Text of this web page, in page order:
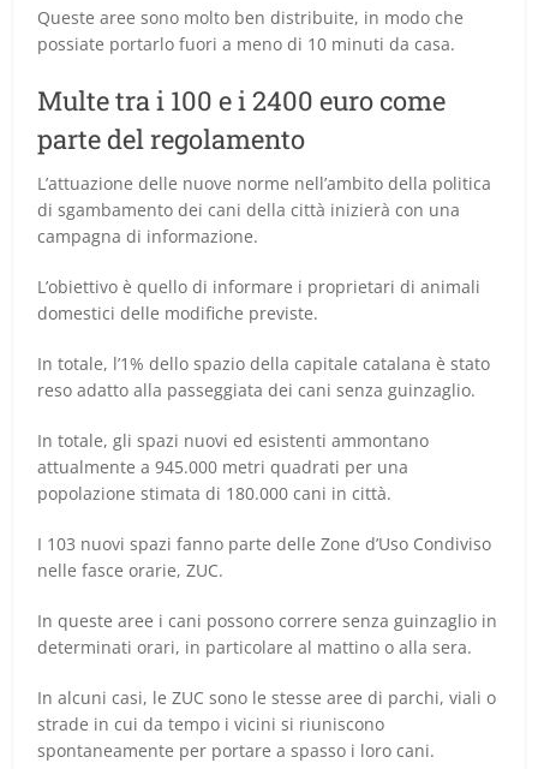
Queste aree sono molto ben distribuite, in modo che
possiate portarlo fuori a meno di 10 minuti da casa.
Multe tra i 100 e i 2400 euro come
parte del regolamento
L’attuazione delle nuove norme nell’ambito della politica
di sgambamento dei cani della città inizierà con una
campagna di informazione.
L’obiettivo è quello di informare i proprietari di animali
domestici delle modifiche previste.
In totale, l’1% dello spazio della capitale catalana è stato
reso adatto alla passeggiata dei cani senza guinzaglio.
In totale, gli spazi nuovi ed esistenti ammontano
attualmente a 945.000 metri quadrati per una
popolazione stimata di 180.000 cani in città.
I 103 nuovi spazi fanno parte delle Zone d’Uso Condiviso
nelle fasce orarie, ZUC.
In queste aree i cani possono correre senza guinzaglio in
determinati orari, in particolare al mattino o alla sera.
In alcuni casi, le ZUC sono le stesse aree di parchi, viali o
strade in cui da tempo i vicini si riuniscono
spontaneamente per portare a spasso i loro cani.